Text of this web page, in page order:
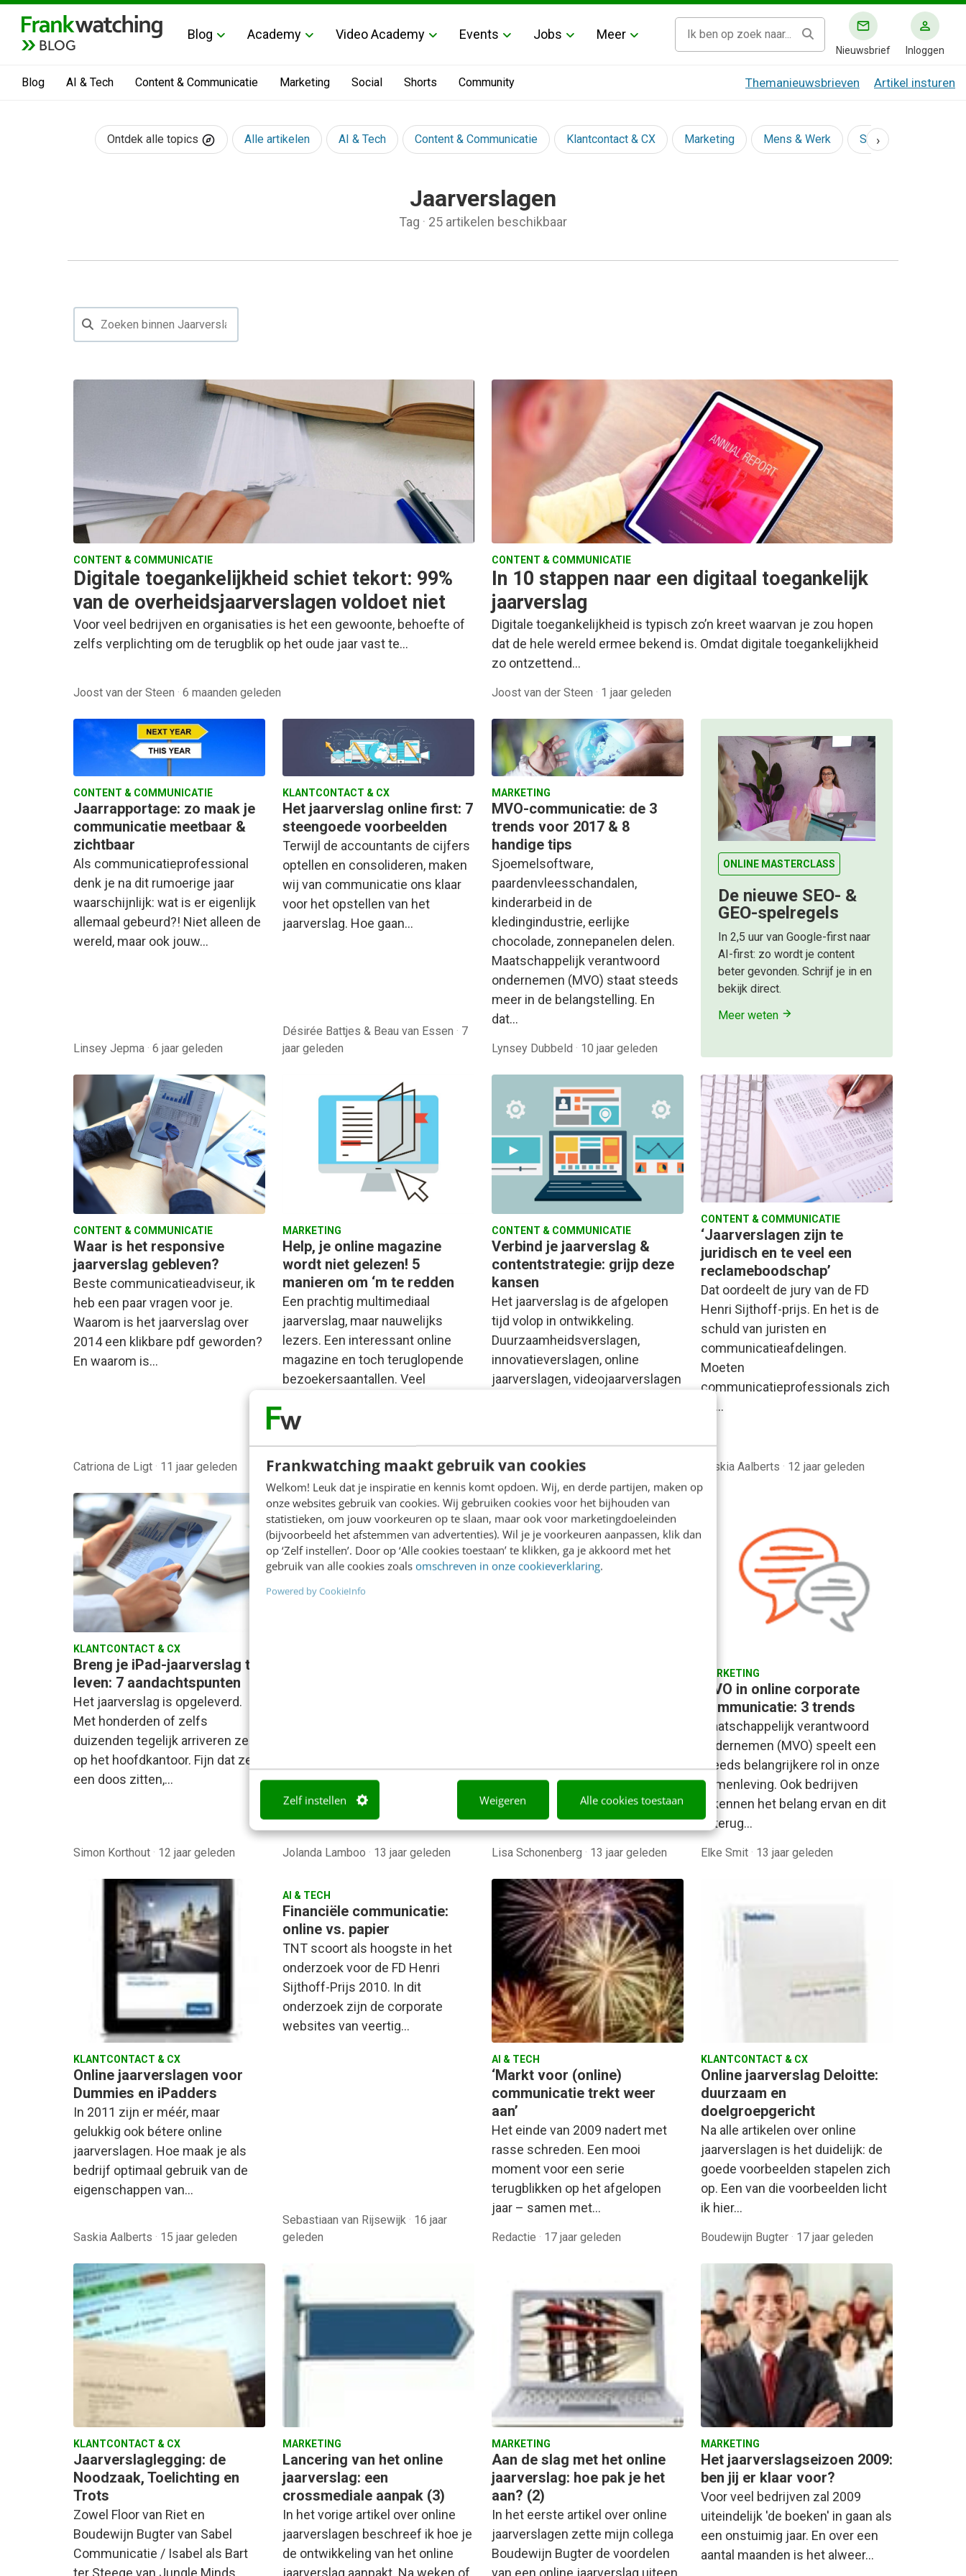
Frankwatching maakt gebruik van cookies
Welkom! Leuk dat je inspiratie en kennis komt opdoen. Wij, en derde partijen, maken op
onze websites gebruik van cookies. Wij gebruiken cookies voor het bijhouden van
statistieken, om jouw voorkeuren op te slaan, maar ook voor marketingdoeleinden
(bijvoorbeeld het afstemmen van advertenties). Wil je je voorkeuren aanpassen, klik dan
op ‘Zelf instellen’. Door op ‘Alle cookies toestaan’ te klikken, ga je akkoord met het
gebruik van alle cookies zoals omschreven in onze cookieverklaring.
Powered by CookieInfo
Zelf instellen Weigeren Alle cookies toestaan
BLOG
Blog Academy Video Academy Events Jobs Meer
Nieuwsbrief Inloggen
Blog AI & Tech Content & Communicatie Marketing Social Shorts Community Themanieuwsbrieven Artikel insturen
Ontdek alle topics Alle artikelen AI & Tech Content & Communicatie Klantcontact & CX Marketing Mens & Werk Social
›
Jaarverslagen
Tag · 25 artikelen beschikbaar
CONTENT & COMMUNICATIE
Digitale toegankelijkheid schiet tekort: 99%
van de overheidsjaarverslagen voldoet niet
Voor veel bedrijven en organisaties is het een gewoonte, behoefte of
zelfs verplichting om de terugblik op het oude jaar vast te…
Joost van der Steen · 6 maanden geleden
CONTENT & COMMUNICATIE
In 10 stappen naar een digitaal toegankelijk
jaarverslag
Digitale toegankelijkheid is typisch zo’n kreet waarvan je zou hopen
dat de hele wereld ermee bekend is. Omdat digitale toegankelijkheid
zo ontzettend…
Joost van der Steen · 1 jaar geleden
CONTENT & COMMUNICATIE
Jaarrapportage: zo maak je
communicatie meetbaar &
zichtbaar
Als communicatieprofessional
denk je na dit rumoerige jaar
waarschijnlijk: wat is er eigenlijk
allemaal gebeurd?! Niet alleen de
wereld, maar ook jouw…
Linsey Jepma · 6 jaar geleden
KLANTCONTACT & CX
Het jaarverslag online first: 7
steengoede voorbeelden
Terwijl de accountants de cijfers
optellen en consolideren, maken
wij van communicatie ons klaar
voor het opstellen van het
jaarverslag. Hoe gaan…
Désirée Battjes & Beau van Essen · 7
jaar geleden
MARKETING
MVO-communicatie: de 3
trends voor 2017 & 8
handige tips
Sjoemelsoftware,
paardenvleesschandalen,
kinderarbeid in de
kledingindustrie, eerlijke
chocolade, zonnepanelen delen.
Maatschappelijk verantwoord
ondernemen (MVO) staat steeds
meer in de belangstelling. En
dat…
Lynsey Dubbeld · 10 jaar geleden
ONLINE MASTERCLASS
De nieuwe SEO- &
GEO-spelregels
In 2,5 uur van Google-first naar
AI-first: zo wordt je content
beter gevonden. Schrijf je in en
bekijk direct.
Meer weten
CONTENT & COMMUNICATIE
Waar is het responsive
jaarverslag gebleven?
Beste communicatieadviseur, ik
heb een paar vragen voor je.
Waarom is het jaarverslag over
2014 een klikbare pdf geworden?
En waarom is…
Catriona de Ligt · 11 jaar geleden
MARKETING
Help, je online magazine
wordt niet gelezen! 5
manieren om ‘m te redden
Een prachtig multimediaal
jaarverslag, maar nauwelijks
lezers. Een interessant online
magazine en toch teruglopende
bezoekersaantallen. Veel
maken. Hoe…
Peter van Apeldoorn & Steffart Buijs·
11 jaar geleden
CONTENT & COMMUNICATIE
Verbind je jaarverslag &
contentstrategie: grijp deze
kansen
Het jaarverslag is de afgelopen
tijd volop in ontwikkeling.
Duurzaamheidsverslagen,
innovatieverslagen, online
jaarverslagen, videojaarverslagen
Theo Schroen· 12 jaar geleden
CONTENT & COMMUNICATIE
‘Jaarverslagen zijn te
juridisch en te veel een
reclameboodschap’
Dat oordeelt de jury van de FD
Henri Sijthoff-prijs. En het is de
schuld van juristen en
communicatieafdelingen.
Moeten
communicatieprofessionals zich
dit…
Saskia Aalberts · 12 jaar geleden
KLANTCONTACT & CX
Breng je iPad-jaarverslag tot
leven: 7 aandachtspunten
Het jaarverslag is opgeleverd.
Met honderden of zelfs
duizenden tegelijk arriveren ze
op het hoofdkantoor. Fijn dat ze in
een doos zitten,…
Simon Korthout · 12 jaar geleden
bedrijven, in het kader van de…
Jolanda Lamboo · 13 jaar geleden
zien…
Lisa Schonenberg · 13 jaar geleden
MARKETING
MVO in online corporate
communicatie: 3 trends
Maatschappelijk verantwoord
ondernemen (MVO) speelt een
steeds belangrijkere rol in onze
samenleving. Ook bedrijven
erkennen het belang ervan en dit
is terug…
Elke Smit · 13 jaar geleden
KLANTCONTACT & CX
Online jaarverslagen voor
Dummies en iPadders
In 2011 zijn er méér, maar
gelukkig ook bétere online
jaarverslagen. Hoe maak je als
bedrijf optimaal gebruik van de
eigenschappen van…
Saskia Aalberts · 15 jaar geleden
AI & TECH
Financiële communicatie:
online vs. papier
TNT scoort als hoogste in het
onderzoek voor de FD Henri
Sijthoff-Prijs 2010. In dit
onderzoek zijn de corporate
websites van veertig…
Sebastiaan van Rijsewijk · 16 jaar
geleden
AI & TECH
‘Markt voor (online)
communicatie trekt weer
aan’
Het einde van 2009 nadert met
rasse schreden. Een mooi
moment voor een serie
terugblikken op het afgelopen
jaar – samen met…
Redactie · 17 jaar geleden
KLANTCONTACT & CX
Online jaarverslag Deloitte:
duurzaam en
doelgroepgericht
Na alle artikelen over online
jaarverslagen is het duidelijk: de
goede voorbeelden stapelen zich
op. Een van die voorbeelden licht
ik hier…
Boudewijn Bugter · 17 jaar geleden
KLANTCONTACT & CX
Jaarverslaglegging: de
Noodzaak, Toelichting en
Trots
Zowel Floor van Riet en
Boudewijn Bugter van Sabel
Communicatie / Isabel als Bart
ter Steege van Jungle Minds
MARKETING
Lancering van het online
jaarverslag: een
crossmediale aanpak (3)
In het vorige artikel over online
jaarverslagen beschreef ik hoe je
de ontwikkeling van het online
jaarverslag aanpakt. Na weken of
MARKETING
Aan de slag met het online
jaarverslag: hoe pak je het
aan? (2)
In het eerste artikel over online
jaarverslagen zette mijn collega
Boudewijn Bugter de voordelen
van een online jaarverslag uiteen.
MARKETING
Het jaarverslagseizoen 2009:
ben jij er klaar voor?
Voor veel bedrijven zal 2009
uiteindelijk 'de boeken' in gaan als
een onstuimig jaar. En over een
aantal maanden is het alweer…